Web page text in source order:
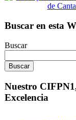
Buscar en esta
Buscar
Nuestro
Excelencia